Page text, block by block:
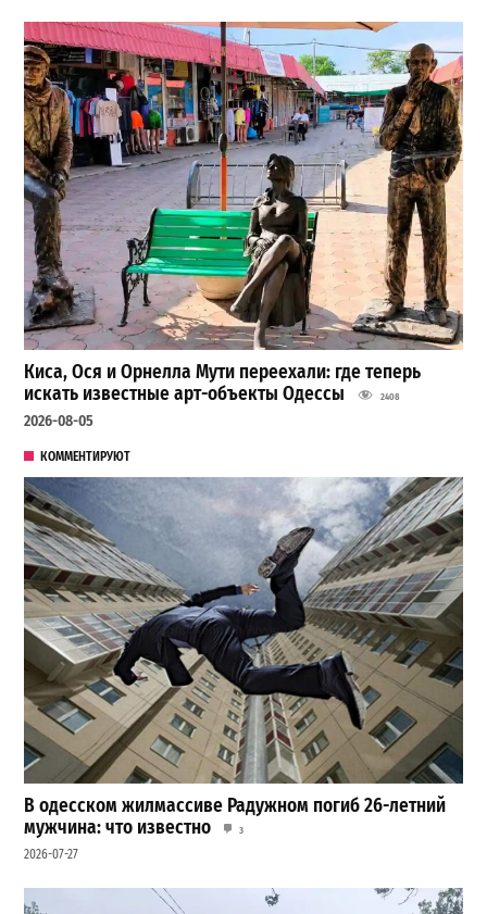
Киса, Ося и Орнелла Мути переехали: где теперь
искать известные арт-объекты Одессы
2408
2026-08-05
КОММЕНТИРУЮТ
В одесском жилмассиве Радужном погиб 26-летний
мужчина: что известно
3
2026-07-27